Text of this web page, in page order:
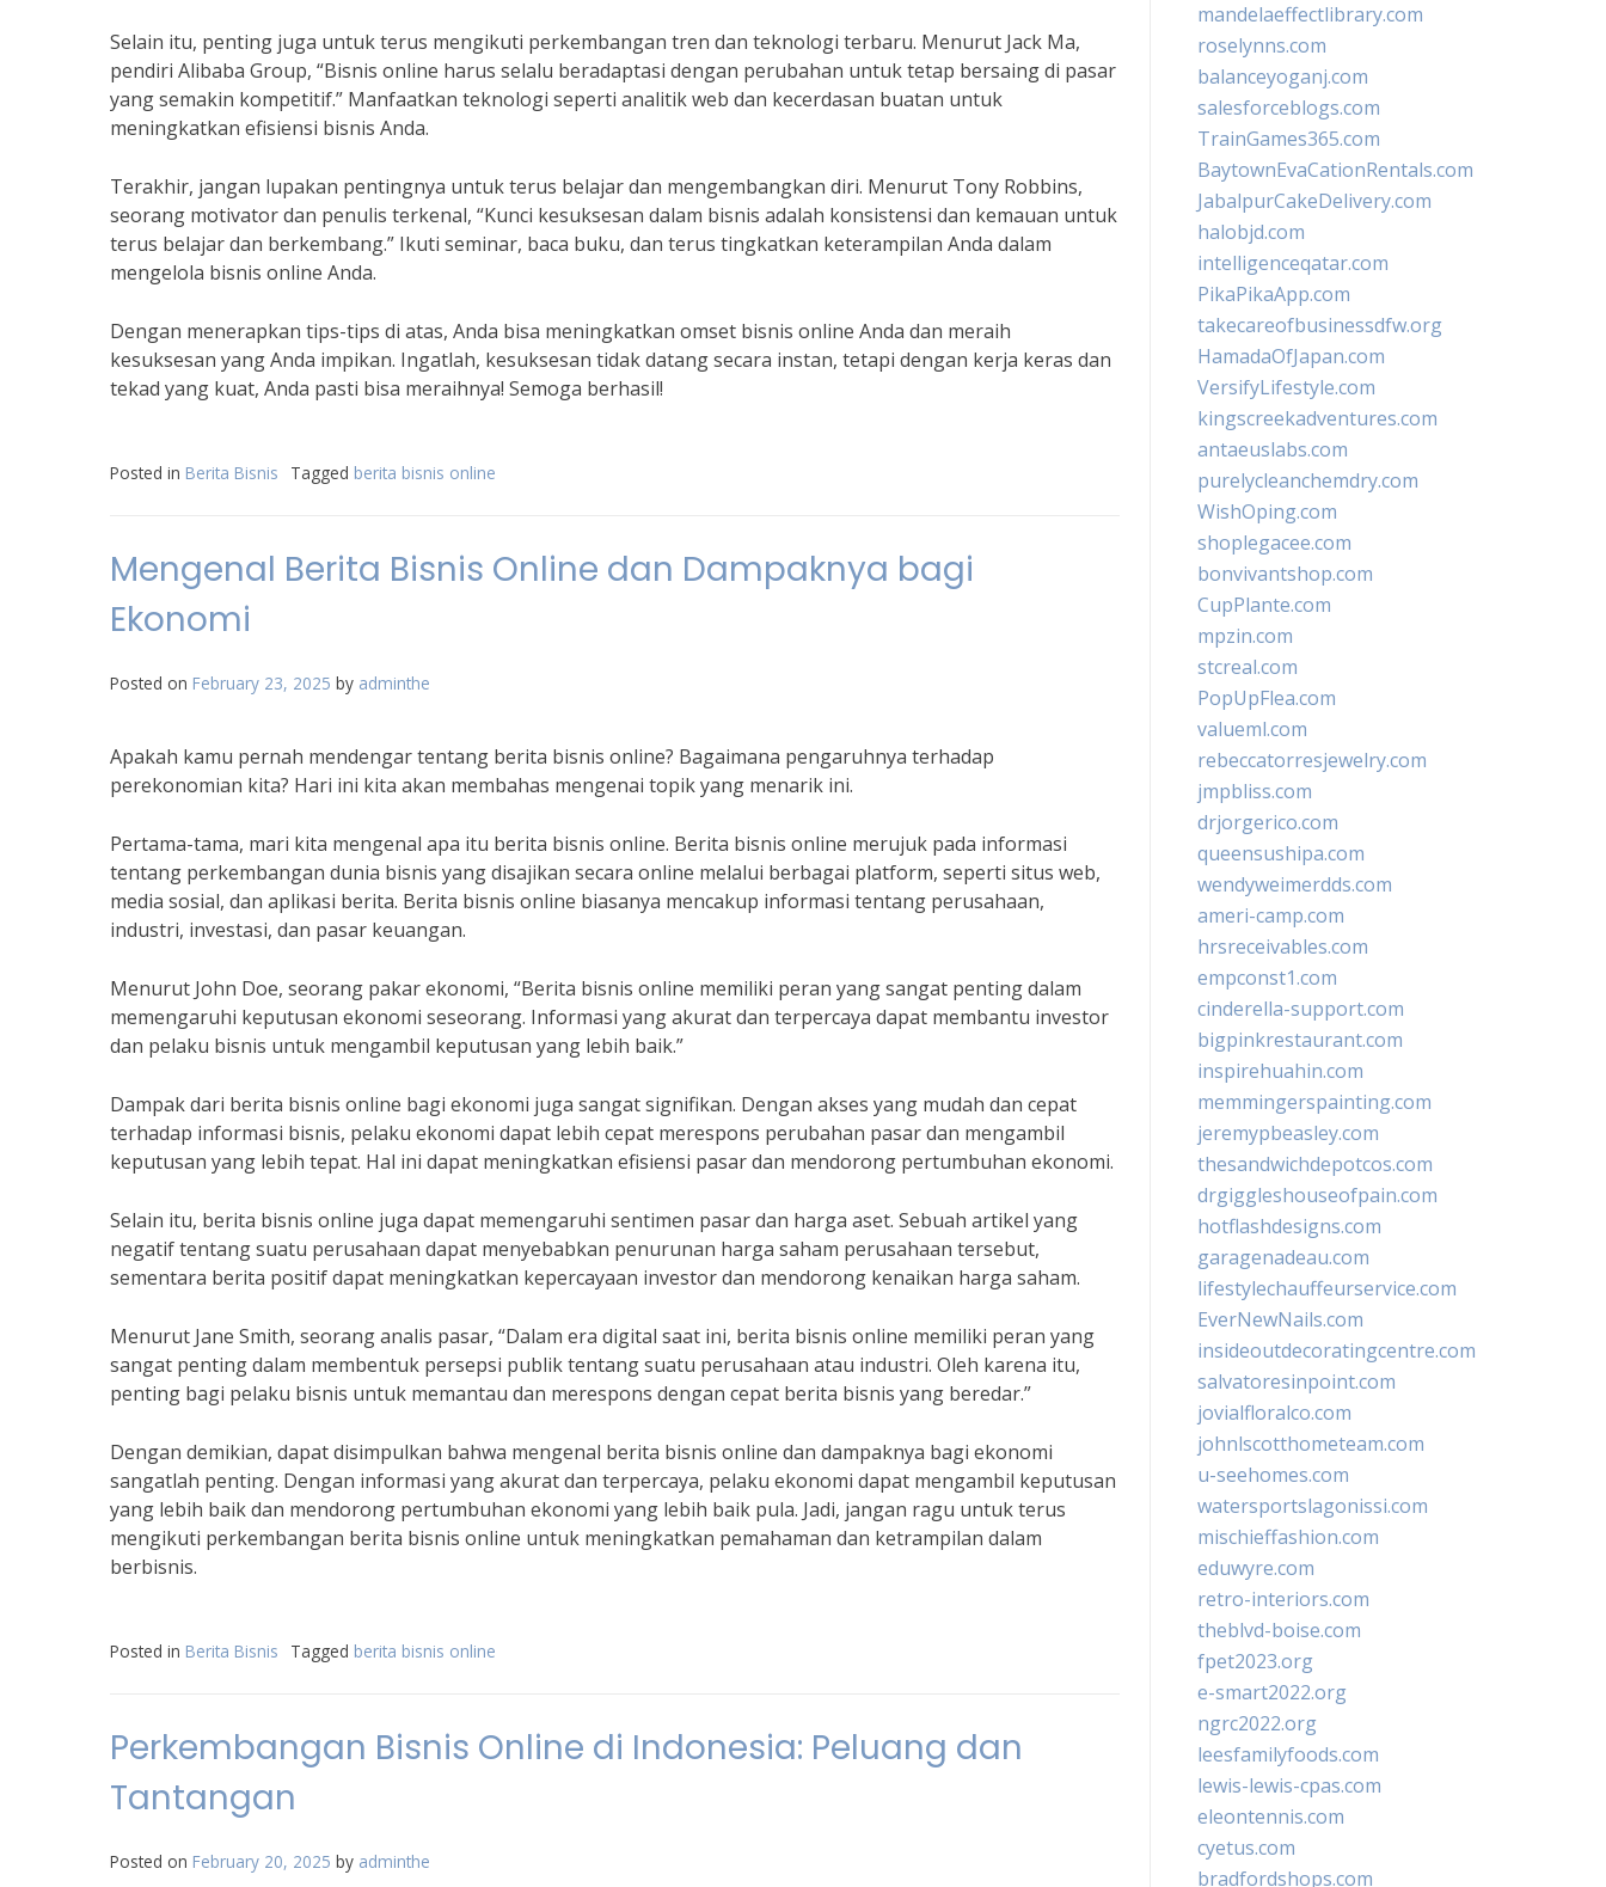
Selain itu, penting juga untuk terus mengikuti perkembangan tren dan teknologi terbaru. Menurut Jack Ma,
pendiri Alibaba Group, “Bisnis online harus selalu beradaptasi dengan perubahan untuk tetap bersaing di pasar
yang semakin kompetitif.” Manfaatkan teknologi seperti analitik web dan kecerdasan buatan untuk
meningkatkan efisiensi bisnis Anda.
Terakhir, jangan lupakan pentingnya untuk terus belajar dan mengembangkan diri. Menurut Tony Robbins,
seorang motivator dan penulis terkenal, “Kunci kesuksesan dalam bisnis adalah konsistensi dan kemauan untuk
terus belajar dan berkembang.” Ikuti seminar, baca buku, dan terus tingkatkan keterampilan Anda dalam
mengelola bisnis online Anda.
Dengan menerapkan tips-tips di atas, Anda bisa meningkatkan omset bisnis online Anda dan meraih
kesuksesan yang Anda impikan. Ingatlah, kesuksesan tidak datang secara instan, tetapi dengan kerja keras dan
tekad yang kuat, Anda pasti bisa meraihnya! Semoga berhasil!
Posted in Berita Bisnis Tagged berita bisnis online
Mengenal Berita Bisnis Online dan Dampaknya bagi
Ekonomi
Posted on February 23, 2025 by adminthe
Apakah kamu pernah mendengar tentang berita bisnis online? Bagaimana pengaruhnya terhadap
perekonomian kita? Hari ini kita akan membahas mengenai topik yang menarik ini.
Pertama-tama, mari kita mengenal apa itu berita bisnis online. Berita bisnis online merujuk pada informasi
tentang perkembangan dunia bisnis yang disajikan secara online melalui berbagai platform, seperti situs web,
media sosial, dan aplikasi berita. Berita bisnis online biasanya mencakup informasi tentang perusahaan,
industri, investasi, dan pasar keuangan.
Menurut John Doe, seorang pakar ekonomi, “Berita bisnis online memiliki peran yang sangat penting dalam
memengaruhi keputusan ekonomi seseorang. Informasi yang akurat dan terpercaya dapat membantu investor
dan pelaku bisnis untuk mengambil keputusan yang lebih baik.”
Dampak dari berita bisnis online bagi ekonomi juga sangat signifikan. Dengan akses yang mudah dan cepat
terhadap informasi bisnis, pelaku ekonomi dapat lebih cepat merespons perubahan pasar dan mengambil
keputusan yang lebih tepat. Hal ini dapat meningkatkan efisiensi pasar dan mendorong pertumbuhan ekonomi.
Selain itu, berita bisnis online juga dapat memengaruhi sentimen pasar dan harga aset. Sebuah artikel yang
negatif tentang suatu perusahaan dapat menyebabkan penurunan harga saham perusahaan tersebut,
sementara berita positif dapat meningkatkan kepercayaan investor dan mendorong kenaikan harga saham.
Menurut Jane Smith, seorang analis pasar, “Dalam era digital saat ini, berita bisnis online memiliki peran yang
sangat penting dalam membentuk persepsi publik tentang suatu perusahaan atau industri. Oleh karena itu,
penting bagi pelaku bisnis untuk memantau dan merespons dengan cepat berita bisnis yang beredar.”
Dengan demikian, dapat disimpulkan bahwa mengenal berita bisnis online dan dampaknya bagi ekonomi
sangatlah penting. Dengan informasi yang akurat dan terpercaya, pelaku ekonomi dapat mengambil keputusan
yang lebih baik dan mendorong pertumbuhan ekonomi yang lebih baik pula. Jadi, jangan ragu untuk terus
mengikuti perkembangan berita bisnis online untuk meningkatkan pemahaman dan ketrampilan dalam
berbisnis.
Posted in Berita Bisnis Tagged berita bisnis online
Perkembangan Bisnis Online di Indonesia: Peluang dan
Tantangan
Posted on February 20, 2025 by adminthe
mandelaeffectlibrary.com
roselynns.com
balanceyoganj.com
salesforceblogs.com
TrainGames365.com
BaytownEvaCationRentals.com
JabalpurCakeDelivery.com
halobjd.com
intelligenceqatar.com
PikaPikaApp.com
takecareofbusinessdfw.org
HamadaOfJapan.com
VersifyLifestyle.com
kingscreekadventures.com
antaeuslabs.com
purelycleanchemdry.com
WishOping.com
shoplegacee.com
bonvivantshop.com
CupPlante.com
mpzin.com
stcreal.com
PopUpFlea.com
valueml.com
rebeccatorresjewelry.com
jmpbliss.com
drjorgerico.com
queensushipa.com
wendyweimerdds.com
ameri-camp.com
hrsreceivables.com
empconst1.com
cinderella-support.com
bigpinkrestaurant.com
inspirehuahin.com
memmingerspainting.com
jeremypbeasley.com
thesandwichdepotcos.com
drgiggleshouseofpain.com
hotflashdesigns.com
garagenadeau.com
lifestylechauffeurservice.com
EverNewNails.com
insideoutdecoratingcentre.com
salvatoresinpoint.com
jovialfloralco.com
johnlscotthometeam.com
u-seehomes.com
watersportslagonissi.com
mischieffashion.com
eduwyre.com
retro-interiors.com
theblvd-boise.com
fpet2023.org
e-smart2022.org
ngrc2022.org
leesfamilyfoods.com
lewis-lewis-cpas.com
eleontennis.com
cyetus.com
bradfordshops.com